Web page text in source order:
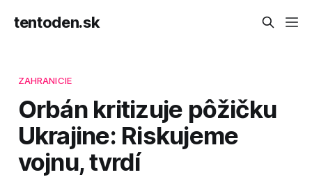
tentoden.sk
ZAHRANICIE
Orbán kritizuje pôžičku
Ukrajine: Riskujeme
vojnu, tvrdí